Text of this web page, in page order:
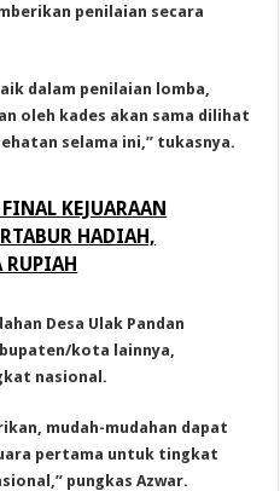
penilaian secara
dalam penilaian lomba,
oleh kades akan sama dilihat
selama ini,” tukasnya.
KEJUARAAN
HADIAH,
RUPIAH
Desa Ulak Pandan
kota lainnya,
nasional.
mudah-mudahan dapat
pertama untuk tingkat
pungkas Azwar.